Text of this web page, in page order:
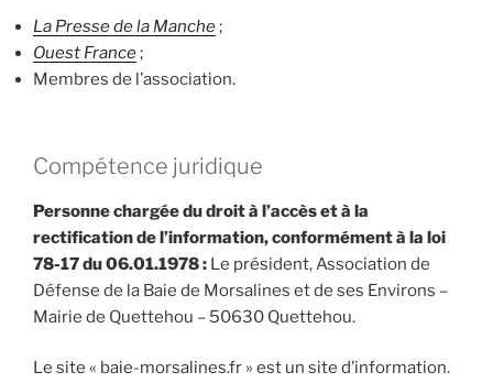
La Presse de la Manche;
Ouest France;
Membres de l’association.
Compétence juridique
Personne chargée du droit à l’accès et à la
rectification de l’information, conformément à la loi
78-17 du 06.01.1978 : Le président, Association de
Défense de la Baie de Morsalines et de ses Environs –
Mairie de Quettehou – 50630 Quettehou.
Le site « baie-morsalines.fr » est un site d’information.